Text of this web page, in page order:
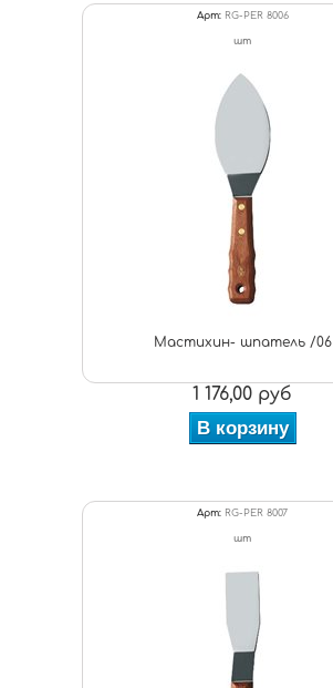
Арт: RG-PER 8006
шт
Мастихин- шпатель /06
1 176,00 руб
В корзину
Арт: RG-PER 8007
шт